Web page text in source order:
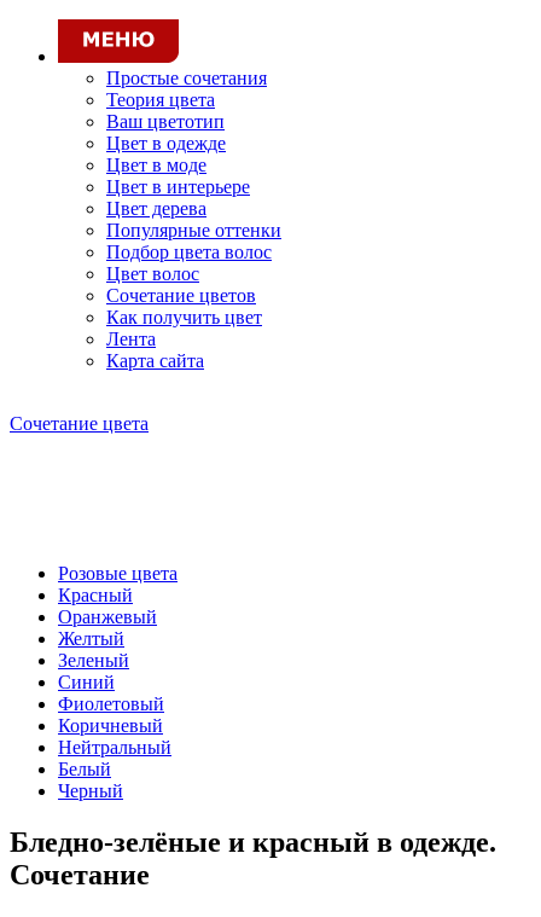
Простые сочетания
Теория цвета
Ваш цветотип
Цвет в одежде
Цвет в моде
Цвет в интерьере
Цвет дерева
Популярные оттенки
Подбор цвета волос
Цвет волос
Сочетание цветов
Как получить цвет
Лента
Карта сайта
Сочетание цвета
Розовые цвета
Красный
Оранжевый
Желтый
Зеленый
Синий
Фиолетовый
Коричневый
Нейтральный
Белый
Черный
Бледно-зелёные и красный в одежде.
Сочетание